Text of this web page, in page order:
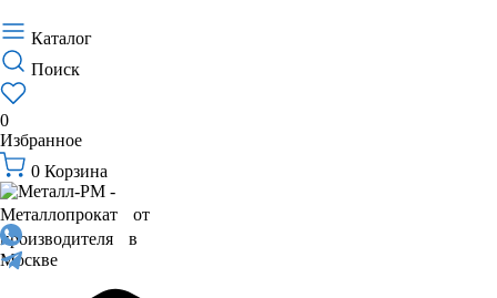
Каталог
Поиск
0
Избранное
0 Корзина